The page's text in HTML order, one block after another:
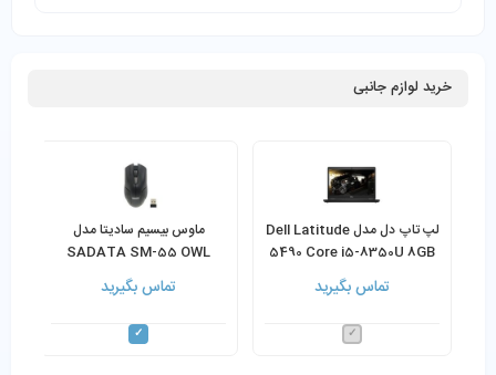
خرید لوازم جانبی
لپ تاپ دل مدل Dell Latitude
5490 Core i5-8350U 8GB
تماس بگیرید
ماوس بیسیم سادیتا مدل
SADATA SM-55 OWL
تماس بگیرید